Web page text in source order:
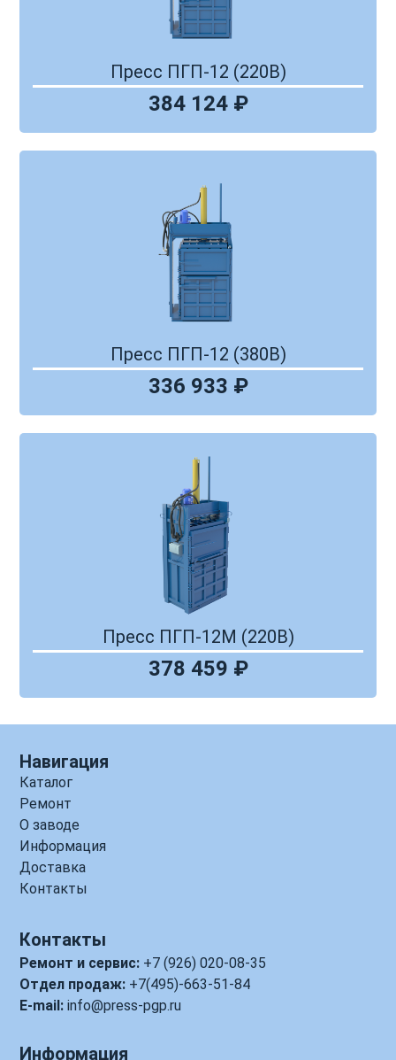
Пресс ПГП-12 (220В)
384 124 ₽
Пресс ПГП-12 (380В)
336 933 ₽
Пресс ПГП-12М (220В)
378 459 ₽
Навигация
Каталог
Ремонт
О заводе
Информация
Доставка
Контакты
Контакты
Ремонт и сервис: +7 (926) 020-08-35
Отдел продаж: +7(495)-663-51-84
E-mail: info@press-pgp.ru
Информация